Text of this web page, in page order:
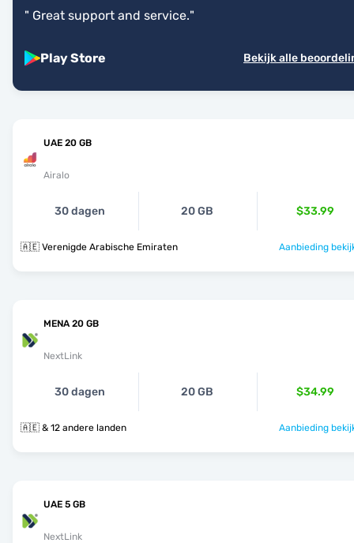
" Great support and service."
Play Store Bekijk alle
UAE 20 GB
Airalo
30 dagen 20 GB $33.99
🇦🇪 Verenigde Arabische Emiraten Aanbieding
MENA 20 GB
NextLink
30 dagen 20 GB $34.99
🇦🇪 & 12 andere landen Aanbieding
UAE 5 GB
NextLink